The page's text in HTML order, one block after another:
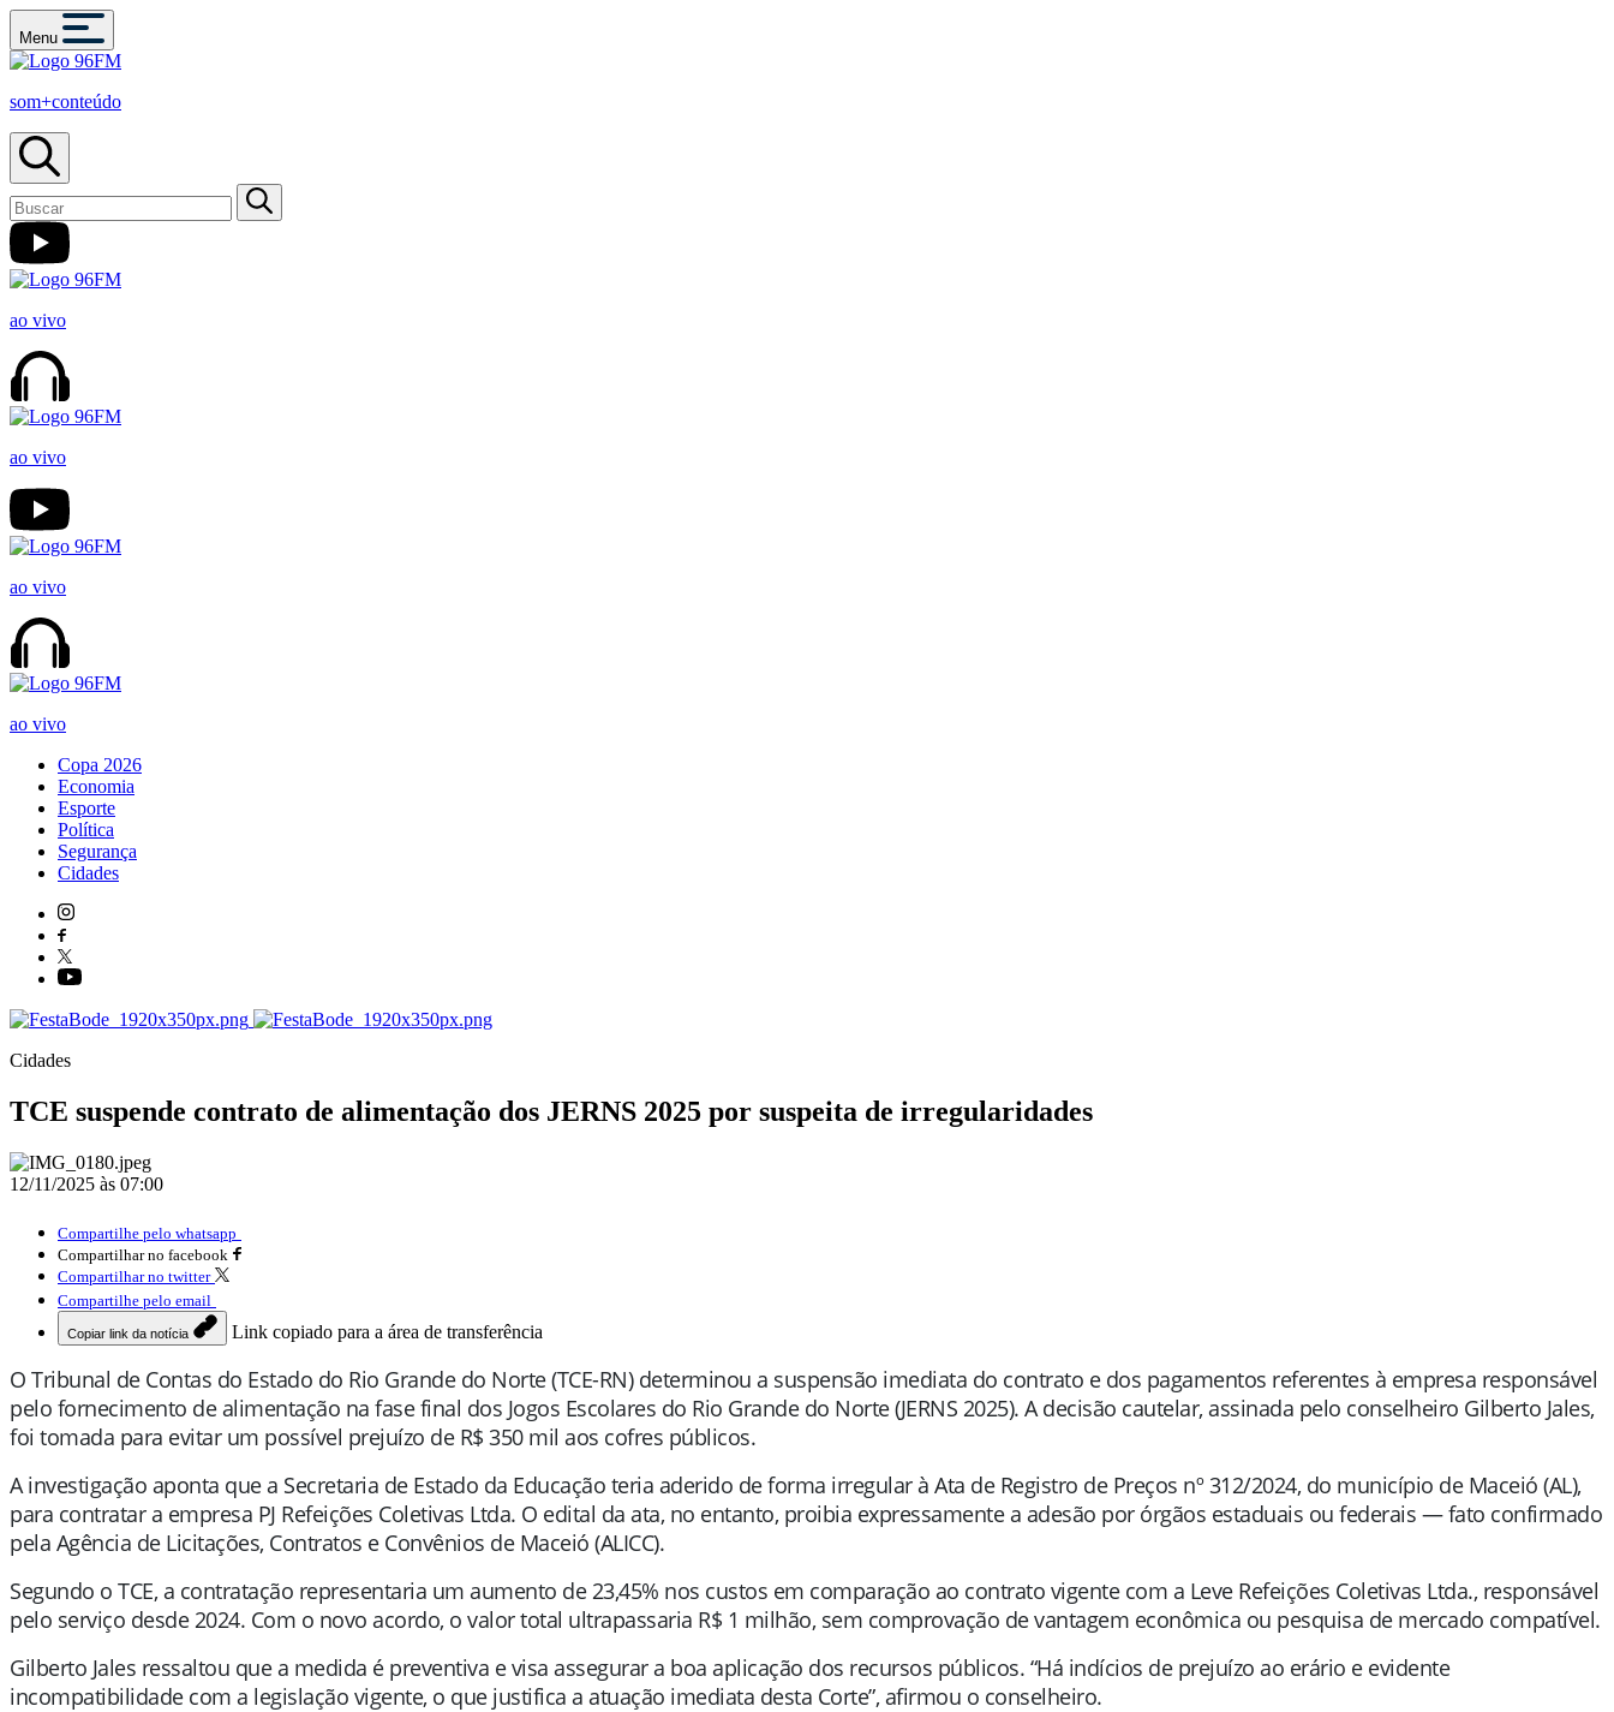
Menu
som+conteúdo
ao vivo
ao vivo
ao vivo
ao vivo
Copa 2026
Economia
Esporte
Política
Segurança
Cidades
Cidades
TCE suspende contrato de alimentação dos JERNS 2025 por suspeita de irregularidades
12/11/2025 às 07:00
Compartilhe pelo whatsapp
Compartilhar no facebook
Compartilhar no twitter
Compartilhe pelo email
Copiar link da notícia Link copiado para a área de transferência
O Tribunal de Contas do Estado do Rio Grande do Norte (TCE-RN) determinou a suspensão imediata do contrato e dos pagamentos referentes à empresa responsável
pelo fornecimento de alimentação na fase final dos Jogos Escolares do Rio Grande do Norte (JERNS 2025). A decisão cautelar, assinada pelo conselheiro Gilberto Jales,
foi tomada para evitar um possível prejuízo de R$ 350 mil aos cofres públicos.
A investigação aponta que a Secretaria de Estado da Educação teria aderido de forma irregular à Ata de Registro de Preços nº 312/2024, do município de Maceió (AL),
para contratar a empresa PJ Refeições Coletivas Ltda. O edital da ata, no entanto, proibia expressamente a adesão por órgãos estaduais ou federais — fato confirmado
pela Agência de Licitações, Contratos e Convênios de Maceió (ALICC).
Segundo o TCE, a contratação representaria um aumento de 23,45% nos custos em comparação ao contrato vigente com a Leve Refeições Coletivas Ltda., responsável
pelo serviço desde 2024. Com o novo acordo, o valor total ultrapassaria R$ 1 milhão, sem comprovação de vantagem econômica ou pesquisa de mercado compatível.
Gilberto Jales ressaltou que a medida é preventiva e visa assegurar a boa aplicação dos recursos públicos. “Há indícios de prejuízo ao erário e evidente
incompatibilidade com a legislação vigente, o que justifica a atuação imediata desta Corte”, afirmou o conselheiro.